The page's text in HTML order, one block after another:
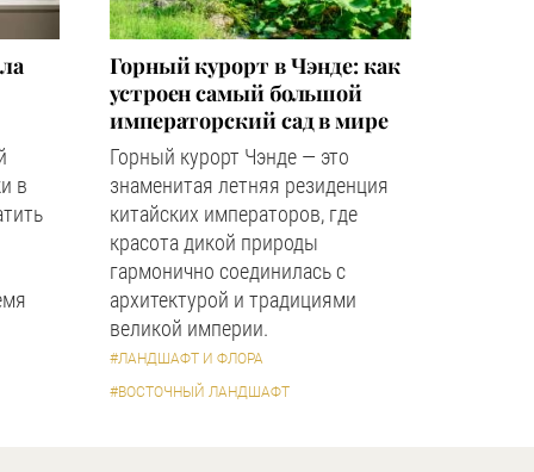
в
Горный курорт в Чэнде: как
устроен самый большой
императорский сад в мире
Горный курорт Чэнде — это
знаменитая летняя резиденция
китайских императоров, где
красота дикой природы
гармонично соединилась с
архитектурой и традициями
великой империи.
#ЛАНДШАФТ И ФЛОРА
#ВОСТОЧНЫЙ ЛАНДШАФТ